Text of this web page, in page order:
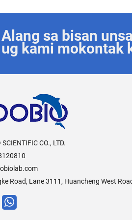
Alang sa bisan
ug kami mokontak
SCIENTIFIC CO., LTD.
Road, Lane 3111, Huancheng West